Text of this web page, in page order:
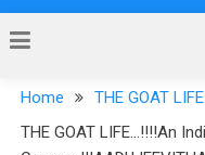
Home
THE GOAT LIFE
THE GOAT LIFE…!!!!An